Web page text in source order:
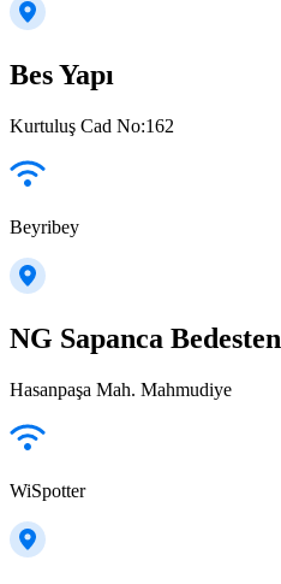
Bes Yapı
Kurtuluş Cad No:162
Beyribey
NG Sapanca Bedesten
Hasanpaşa Mah. Mahmudiye
WiSpotter